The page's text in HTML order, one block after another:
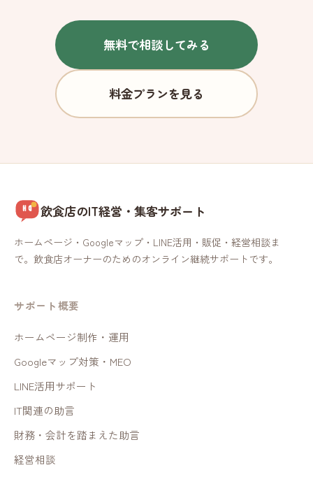
無料で相談してみる
料金プランを見る
飲食店のIT経営・集客サポート
ホームページ・Googleマップ・LINE活用・販促・経営相談ま
で。飲食店オーナーのためのオンライン継続サポートです。
サポート概要
ホームページ制作・運用
Googleマップ対策・MEO
LINE活用サポート
IT関連の助言
財務・会計を踏まえた助言
経営相談